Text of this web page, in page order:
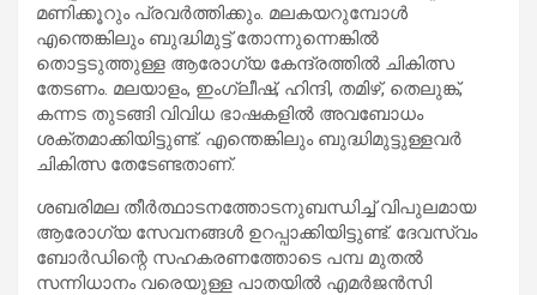
മണിക്കൂറും പ്രവര്‍ത്തിക്കും. മലകയറുമ്പോള്‍
എന്തെങ്കിലും ബുദ്ധിമുട്ട് തോന്നുന്നെങ്കില്‍
തൊട്ടടുത്തുള്ള ആരോഗ്യ കേന്ദ്രത്തില്‍ ചികിത്സ
തേടണം. മലയാളം, ഇംഗ്ലീഷ്, ഹിന്ദി, തമിഴ്, തെലുങ്ക്,
കന്നട തുടങ്ങി വിവിധ ഭാഷകളില്‍ അവബോധം
ശക്തമാക്കിയിട്ടുണ്ട്. എന്തെങ്കിലും ബുദ്ധിമുട്ടുള്ളവര്‍
ചികിത്സ തേടേണ്ടതാണ്.
ശബരിമല തീര്‍ത്ഥാടനത്തോടനുബന്ധിച്ച് വിപുലമായ
ആരോഗ്യ സേവനങ്ങള്‍ ഉറപ്പാക്കിയിട്ടുണ്ട്. ദേവസ്വം
ബോര്‍ഡിന്റെ സഹകരണത്തോടെ പമ്പ മുതല്‍
സന്നിധാനം വരെയുള്ള പാതയില്‍ എമര്‍ജന്‍സി